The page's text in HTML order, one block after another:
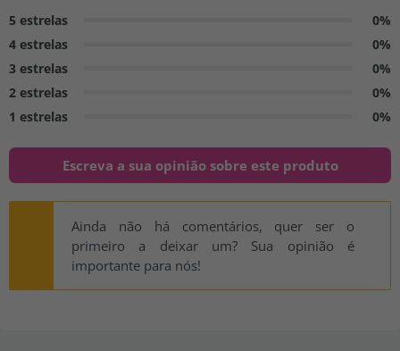
5 estrelas
0%
4 estrelas
0%
3 estrelas
0%
2 estrelas
0%
1 estrelas
0%
Escreva a sua opinião sobre este produto
Ainda não há comentários, quer ser o
primeiro a deixar um? Sua opinião é
importante para nós!